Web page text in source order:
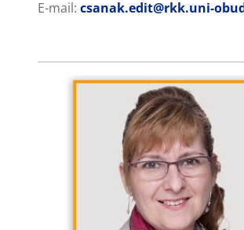
E-mail: csanak.edit@rkk.uni-